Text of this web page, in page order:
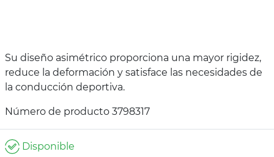
Su diseño asimétrico proporciona una mayor rigidez,
reduce la deformación y satisface las necesidades de
la conducción deportiva.
Número de producto 3798317
Disponible